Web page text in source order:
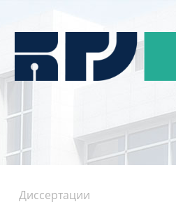
Диссертации